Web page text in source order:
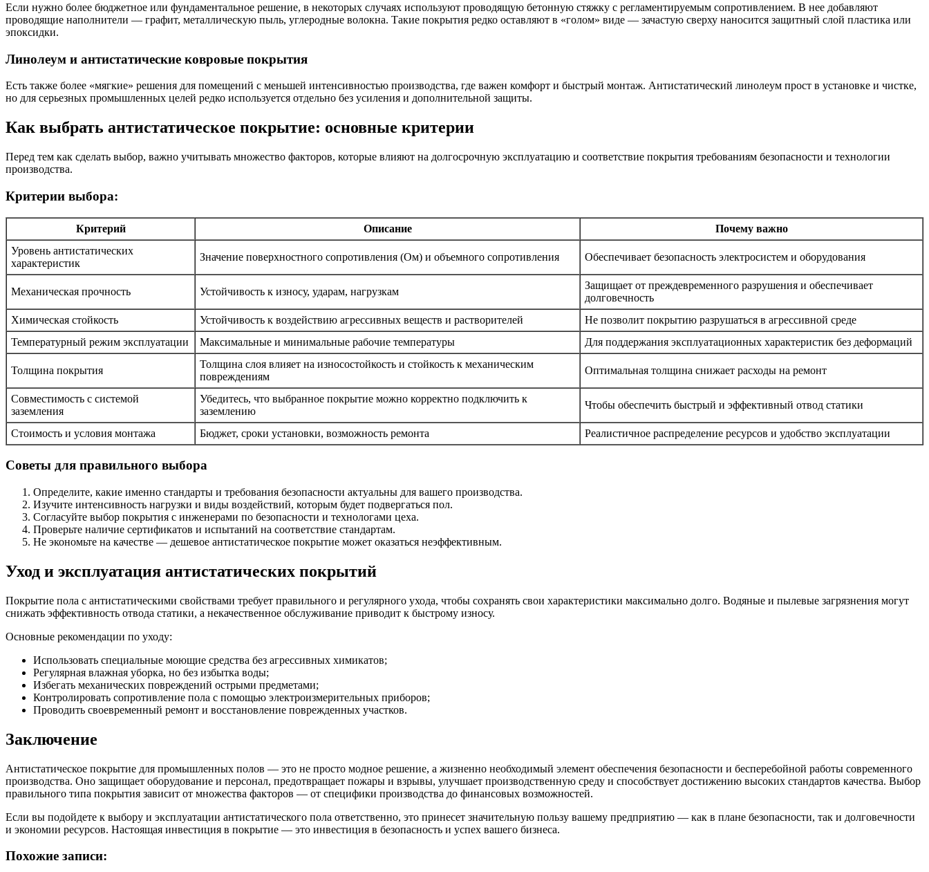
Если нужно более бюджетное или фундаментальное решение, в некоторых случаях используют проводящую бетонную стяжку с регламентируемым сопротивлением. В нее добавляют
проводящие наполнители — графит, металлическую пыль, углеродные волокна. Такие покрытия редко оставляют в «голом» виде — зачастую сверху наносится защитный слой пластика или
эпоксидки.
Линолеум и антистатические ковровые покрытия
Есть также более «мягкие» решения для помещений с меньшей интенсивностью производства, где важен комфорт и быстрый монтаж. Антистатический линолеум прост в установке и чистке,
но для серьезных промышленных целей редко используется отдельно без усиления и дополнительной защиты.
Как выбрать антистатическое покрытие: основные критерии
Перед тем как сделать выбор, важно учитывать множество факторов, которые влияют на долгосрочную эксплуатацию и соответствие покрытия требованиям безопасности и технологии
производства.
Критерии выбора:
Критерий Описание
Почему важно
Уровень антистатических
характеристик
Значение поверхностного сопротивления (Ом) и объемного сопротивления Обеспечивает безопасность электросистем и оборудования
Механическая прочность Устойчивость к износу, ударам, нагрузкам
Защищает от преждевременного разрушения и обеспечивает
долговечность
Химическая стойкость
Устойчивость к воздействию агрессивных веществ и растворителей
Не позволит покрытию разрушаться в агрессивной среде
Температурный режим эксплуатации
Максимальные и минимальные рабочие температуры Для поддержания эксплуатационных характеристик без деформаций
Толщина покрытия
Толщина слоя влияет на износостойкость и стойкость к механическим
повреждениям
Оптимальная толщина снижает расходы на ремонт
Совместимость с системой
заземления
Убедитесь, что выбранное покрытие можно корректно подключить к
заземлению
Чтобы обеспечить быстрый и эффективный отвод статики
Стоимость и условия монтажа Бюджет, сроки установки, возможность ремонта Реалистичное распределение ресурсов и удобство эксплуатации
Советы для правильного выбора
Определите, какие именно стандарты и требования безопасности актуальны для вашего производства.
Изучите интенсивность нагрузки и виды воздействий, которым будет подвергаться пол.
Согласуйте выбор покрытия с инженерами по безопасности и технологами цеха.
Проверьте наличие сертификатов и испытаний на соответствие стандартам.
Не экономьте на качестве — дешевое антистатическое покрытие может оказаться неэффективным.
Уход и эксплуатация антистатических покрытий
Покрытие пола с антистатическими свойствами требует правильного и регулярного ухода, чтобы сохранять свои характеристики максимально долго. Водяные и пылевые загрязнения могут
снижать эффективность отвода статики, а некачественное обслуживание приводит к быстрому износу.
Основные рекомендации по уходу:
Использовать специальные моющие средства без агрессивных химикатов;
Регулярная влажная уборка, но без избытка воды;
Избегать механических повреждений острыми предметами;
Контролировать сопротивление пола с помощью электроизмерительных приборов;
Проводить своевременный ремонт и восстановление поврежденных участков.
Заключение
Антистатическое покрытие для промышленных полов — это не просто модное решение, а жизненно необходимый элемент обеспечения безопасности и бесперебойной работы современного
производства. Оно защищает оборудование и персонал, предотвращает пожары и взрывы, улучшает производственную среду и способствует достижению высоких стандартов качества. Выбор
правильного типа покрытия зависит от множества факторов — от специфики производства до финансовых возможностей.
Если вы подойдете к выбору и эксплуатации антистатического пола ответственно, это принесет значительную пользу вашему предприятию — как в плане безопасности, так и долговечности
и экономии ресурсов. Настоящая инвестиция в покрытие — это инвестиция в безопасность и успех вашего бизнеса.
Похожие записи: